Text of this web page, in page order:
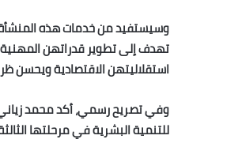
وسيستفيد من خدمات هذه المنشأة
تهدف إلى تطوير قدراتهن
استقلاليتهن الاقتصادية
وفي تصريح رسمي، أكد محمد
للتنمية البشرية في مرحلتها